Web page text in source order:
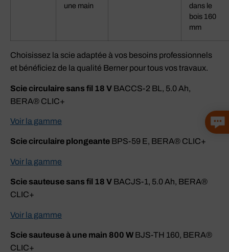
une main
dans le
bois 160
mm
Choisissez la scie adaptée à vos besoins professionnels
et bénéficiez de la qualité Berner pour tous vos travaux.
Scie circulaire sans fil 18 V BACCS-2 BL, 5.0 Ah,
BERA® CLIC+
Voir la gamme
Scie circulaire plongeante BPS-59 E, BERA® CLIC+
Voir la gamme
Scie sauteuse sans fil 18 V BACJS-1, 5.0 Ah, BERA®
CLIC+
Voir la gamme
Scie sauteuse à une main 800 W BJS-TH 160, BERA®
CLIC+